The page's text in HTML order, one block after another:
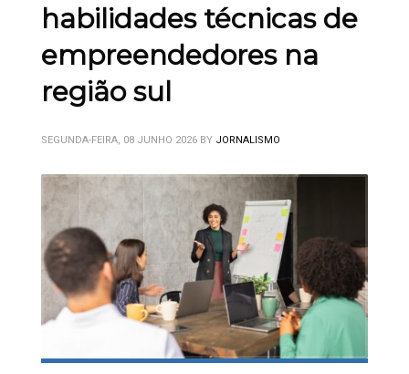
habilidades técnicas de
empreendedores na
região sul
SEGUNDA-FEIRA, 08 JUNHO 2026 BY JORNALISMO